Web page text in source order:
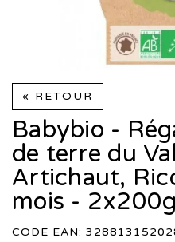
« RETOUR
Babybio -
de terre du
Artichaut,
mois - 2x200g
CODE EAN: